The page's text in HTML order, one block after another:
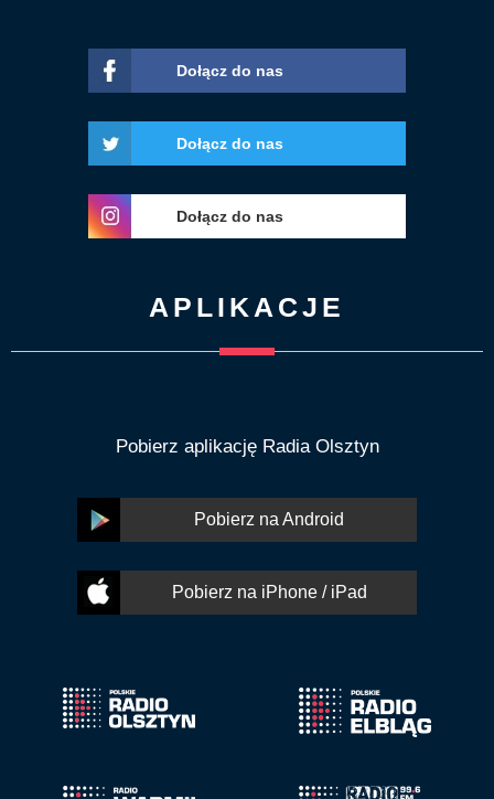
Dołącz do nas
Dołącz do nas
Dołącz do nas
APLIKACJE
Pobierz aplikację Radia Olsztyn
Pobierz na Android
Pobierz na iPhone / iPad